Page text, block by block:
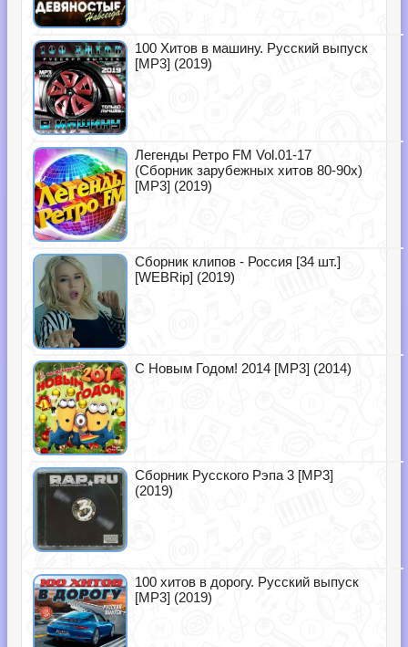
100 Хитов в машину. Русский выпуск
[MP3] (2019)
Легенды Ретро FM Vol.01-17
(Сборник зарубежных хитов 80-90х)
[MP3] (2019)
Сборник клипов - Россия [34 шт.]
[WEBRip] (2019)
С Новым Годом! 2014 [MP3] (2014)
Сборник Русского Рэпа 3 [MP3]
(2019)
100 хитов в дорогу. Русский выпуск
[MP3] (2019)